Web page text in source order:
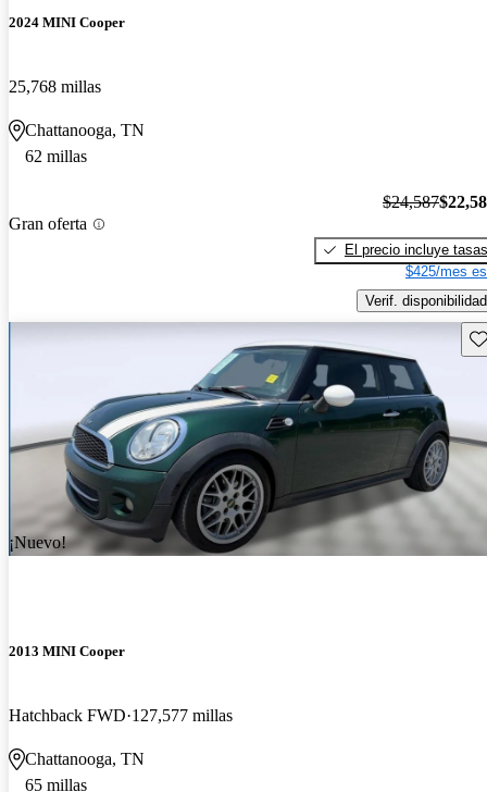
2024 MINI Cooper
25,768 millas
Chattanooga, TN
62 millas
Gran oferta
$24,587
El precio incluye tasas
$425/mes
Verif. disponibilidad
¡Nuevo!
2013 MINI Cooper
Hatchback FWD 127,577 millas
Chattanooga, TN
65 millas